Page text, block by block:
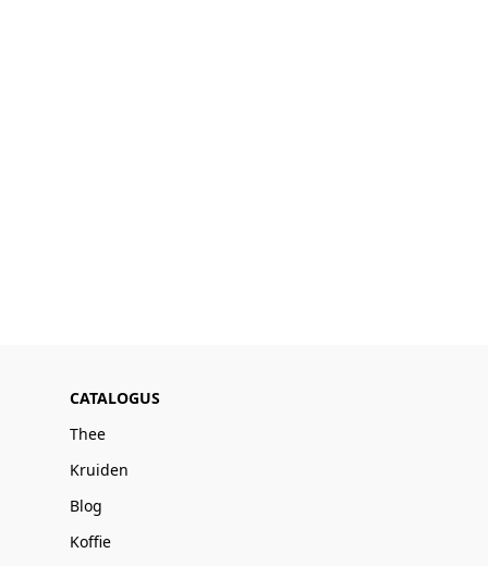
CATALOGUS
Thee
Kruiden
Blog
Koffie